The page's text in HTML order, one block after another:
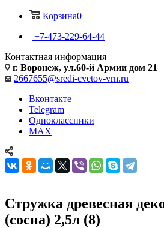
Корзина0
+7-473-229-64-44
Контактная информация
г. Воронеж, ул.60-й Армии дом 21
2667655@sredi-cvetov-vrn.ru
Вконтакте
Telegram
Одноклассники
MAX
Стружка древесная
(сосна) 2,5л (8)